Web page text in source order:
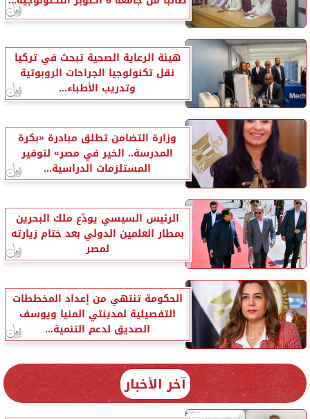
هيئة الرعاية الصحية تبحث في تركيا
نقل تكنولوجيا الجراحات الروبوتية
وتدريب الأطباء...
وزارة التضامن تطلق مبادرة «بكرة
المدرسة.. الخير في مصر» لتوفير
المستلزمات الدراسية...
الرئيس السيسي يودّع ملك البحرين
بمطار العلمين الدولي بعد ختام زيارته
لمصر
الحكومة تنتهي من إعداد المخططات
التفصيلية لمدينتي المنيا ويوسف
الصديق لدعم التنمية...
آخر الأخبار